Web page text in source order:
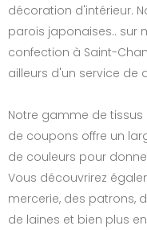
décoration d'intérieur.
parois japonaises.. sur
confection à Saint-
ailleurs d'un service de
Notre gamme de
de coupons offre un
de couleurs pour
Vous découvrirez
mercerie, des patrons,
de laines et bien plus